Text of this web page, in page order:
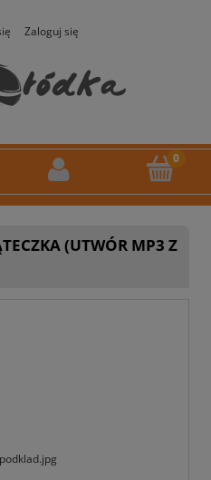
Zaloguj się
(UTWÓR MP3 Z